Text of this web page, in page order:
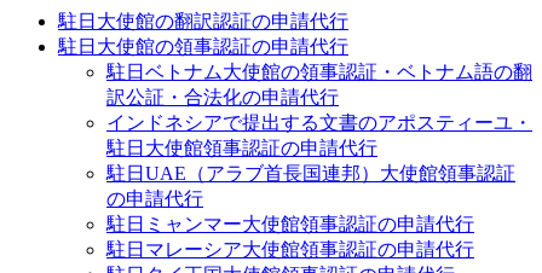
駐日大使館の翻訳認証の申請代行
駐日大使館の領事認証の申請代行
駐日ベトナム大使館の領事認証・ベトナム語の翻
訳公証・合法化の申請代行
インドネシアで提出する文書のアポスティーユ・
駐日大使館領事認証の申請代行
駐日UAE（アラブ首長国連邦）大使館領事認証
の申請代行
駐日ミャンマー大使館領事認証の申請代行
駐日マレーシア大使館領事認証の申請代行